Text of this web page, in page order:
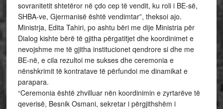
sovranitetit shtetëror në çdo cep të vendit, ku roli i BE-së,
SHBA-ve, Gjermanisë është vendimtar”, theksoi ajo.
Ministrja, Edita Tahiri, po ashtu bëri me dije Ministria për
Dialog kishte bërë të gjitha përgatitjet dhe koordinimet e
nevojshme me të gjitha institucionet qendrore si dhe me
BE-në, e cila rezultoi me sukses dhe ceremonia e
nënshkrimit të kontratave të përfundoi me dinamikat e
parapara.
“Ceremonia është zhvilluar nën koordinimin e zyrtarëve të
qeverisë, Besnik Osmani, sekretar i përgjithshëm i